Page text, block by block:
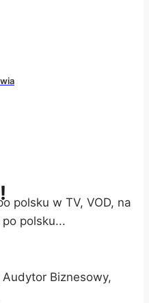
polsku w TV, VOD, na
po polsku...
Biznesowy,